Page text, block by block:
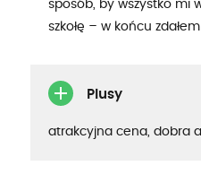
sposób, by wszystko mi
szkołę – w końcu
Plusy
atrakcyjna cena, dobra